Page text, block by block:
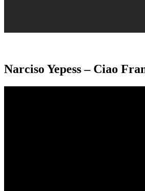
Narciso Yepess – Ciao